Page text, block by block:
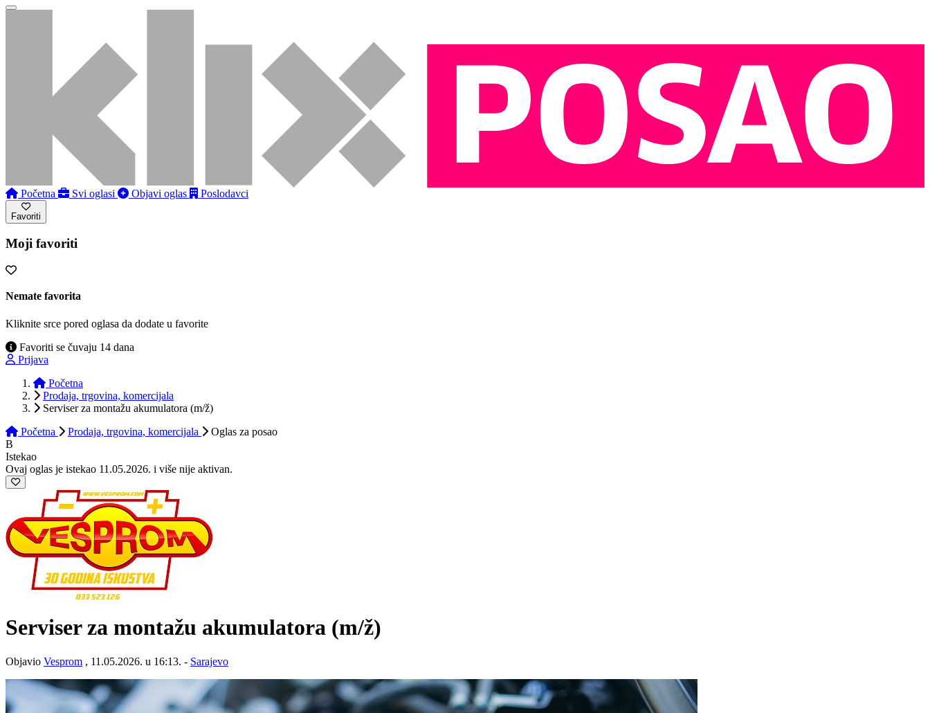
Početna Svi oglasi Objavi oglas Poslodavci
Favoriti
Moji favoriti
Nemate favorita
Kliknite srce pored oglasa da dodate u favorite
Favoriti se čuvaju 14 dana
Prijava
Početna
Prodaja, trgovina, komercijala
Serviser za montažu akumulatora (m/ž)
Početna
Prodaja, trgovina, komercijala Oglas za posao
B
Istekao
Ovaj oglas je istekao 11.05.2026. i više nije aktivan.
Serviser za montažu akumulatora (m/ž)
Objavio Vesprom , 11.05.2026. u 16:13. - Sarajevo